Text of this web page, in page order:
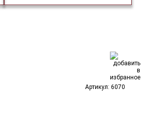
Артикул: 6070